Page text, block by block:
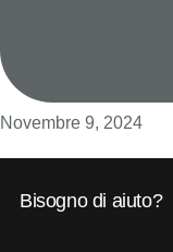
Novembre 9, 2024
Bisogno di aiuto?